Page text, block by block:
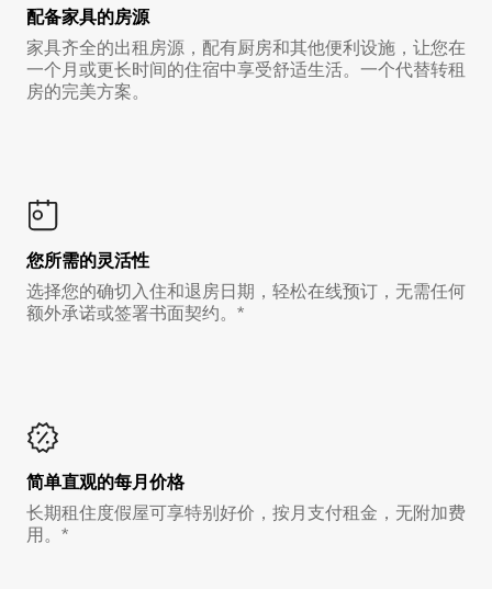
配备家具的房源
家具齐全的出租房源，配有厨房和其他便利设施，让您在
一个月或更长时间的住宿中享受舒适生活。一个代替转租
房的完美方案。
您所需的灵活性
选择您的确切入住和退房日期，轻松在线预订，无需任何
额外承诺或签署书面契约。*
简单直观的每月价格
长期租住度假屋可享特别好价，按月支付租金，无附加费
用。*